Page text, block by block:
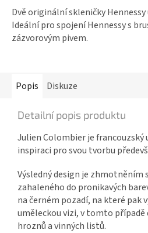
Dvě originální skleničky
Ideální pro spojení Hennessy s
zázvorovým pivem.
Popis Diskuze
Detailní popis produktu
Julien Colombier je francouzský
inspiraci pro svou tvorbu
Výsledný design je zhmotněním
zahaleného do pronikavých
na černém pozadí, na které pak
uměleckou vizi, v tomto
hroznů a vinných listů.